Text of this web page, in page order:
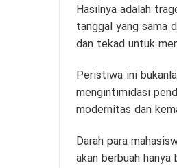
Hasilnya adalah
tanggal yang sama
dan tekad untuk
Peristiwa ini
mengintimidasi
modernitas dan
Darah para
akan berbuah